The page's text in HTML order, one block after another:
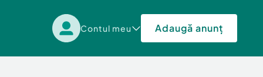
Contul meu Adaugă anunț